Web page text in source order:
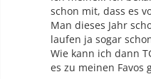
schon mit, dass es
Man dieses Jahr
laufen ja sogar
Wie kann ich dann
es zu meinen Favos